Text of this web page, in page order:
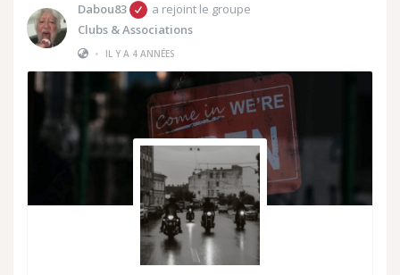
Dabou83
a rejoint le groupe
Clubs & Associations
•
IL Y A 4 ANNÉES